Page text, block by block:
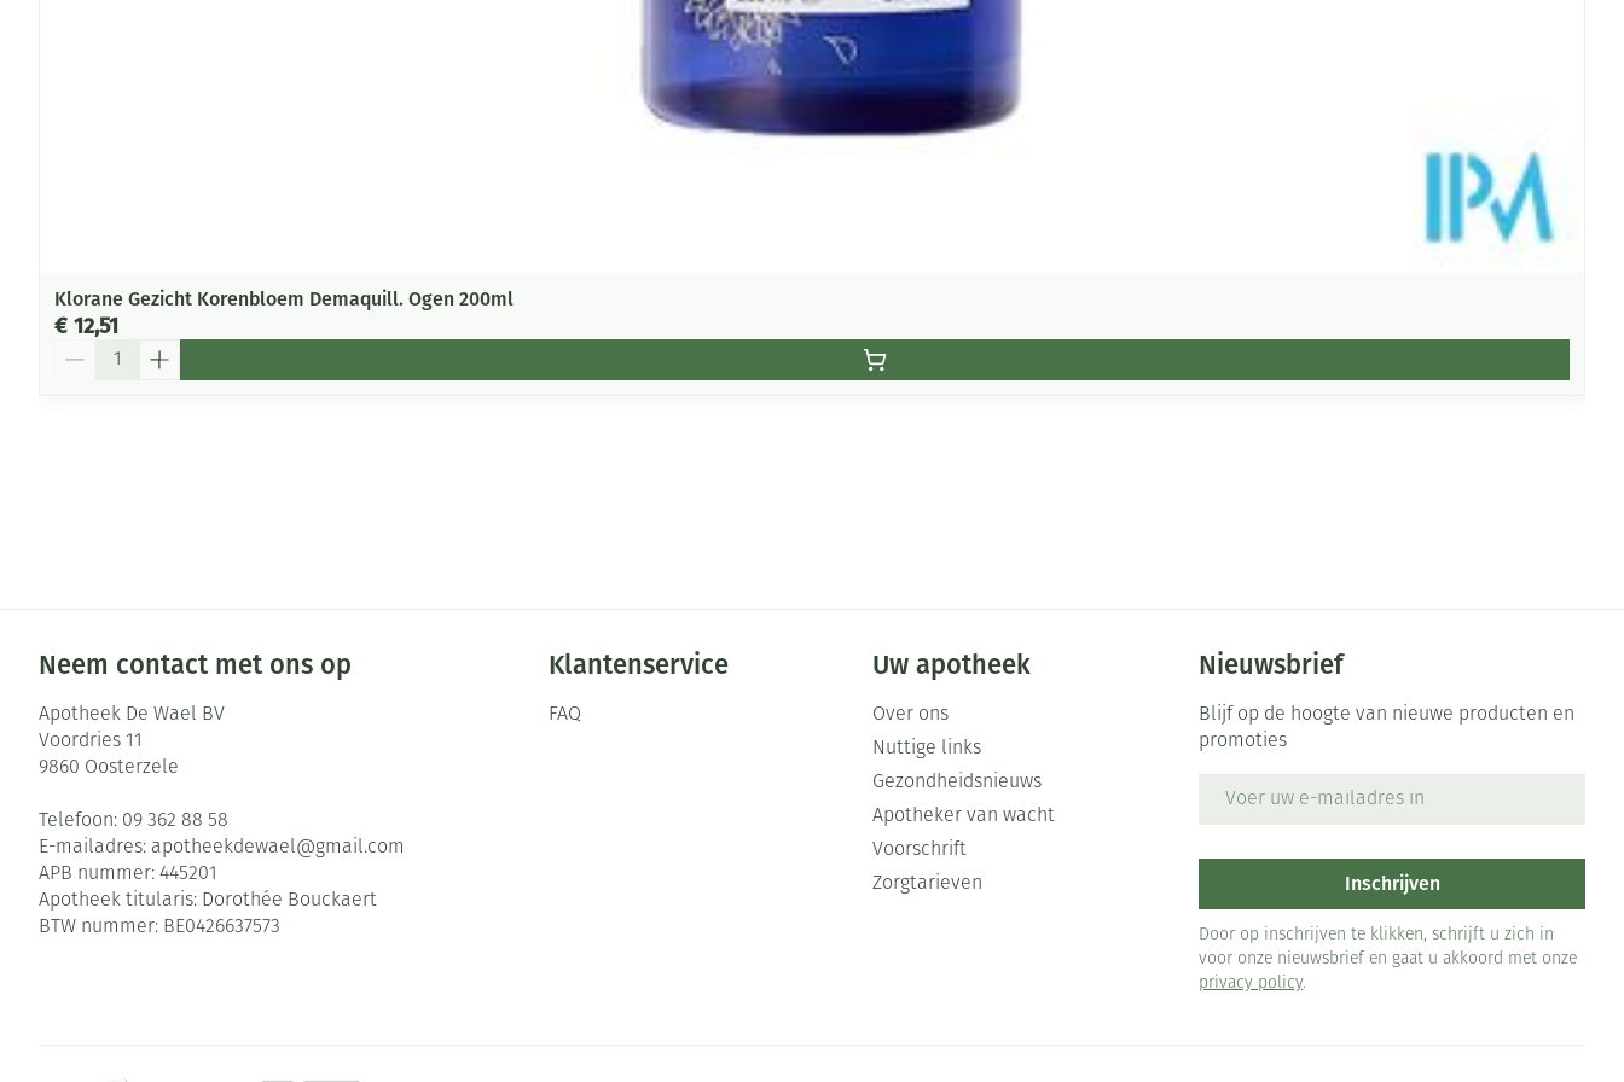
Klorane Gezicht Korenbloem Demaquill. Ogen 200ml
€ 12,51
Neem contact met ons op
Apotheek De Wael BV
Voordries 11
9860 Oosterzele
Telefoon: 09 362 88 58
E-mailadres: apotheekdewael@gmail.com
APB nummer: 445201
Apotheek titularis: Dorothée Bouckaert
BTW nummer: BE0426637573
Klantenservice
FAQ
Uw apotheek
Over ons
Nuttige links
Gezondheidsnieuws
Apotheker van wacht
Voorschrift
Zorgtarieven
Nieuwsbrief
Blijf op de hoogte van nieuwe producten en
promoties
Inschrijven
Door op inschrijven te klikken, schrijft u zich in
voor onze nieuwsbrief en gaat u akkoord met onze
privacy policy.